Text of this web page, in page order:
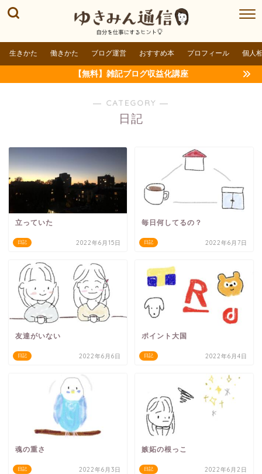
生きかた 働きかた ブログ運営 おすすめ本 プロフィール 個人
【無料】雑記ブログ収益化講座
― CATEGORY ―
日記
日記
立っていた
2022年6月15日 日記
毎日何してるの？
2022年6月7日
日記
友達がいない
2022年6月6日 日記
ポイント大国
2022年6月4日
日記
魂の重さ
2022年6月3日 日記
嫉妬の根っこ
2022年6月2日